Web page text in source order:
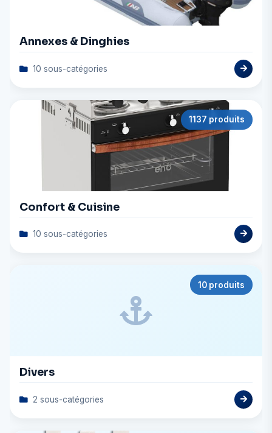
Annexes & Dinghies
10 sous-catégories
1137 produits
Confort & Cuisine
10 sous-catégories
10 produits
Divers
2 sous-catégories